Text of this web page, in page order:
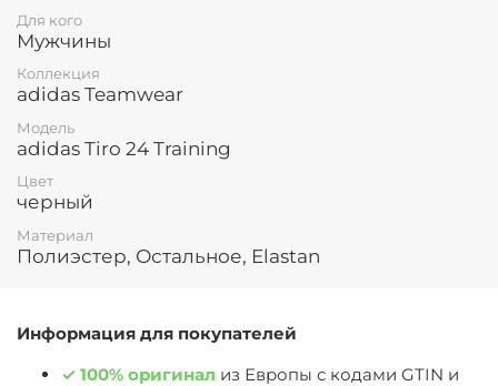
Информация для покупателей
✓ 100% оригинал из Европы c кодами GTIN и
Для кого
Мужчины
Коллекция
adidas Teamwear
Модель
adidas Tiro 24 Training
Цвет
черный
Материал
Полиэстер, Остальное, Elastan